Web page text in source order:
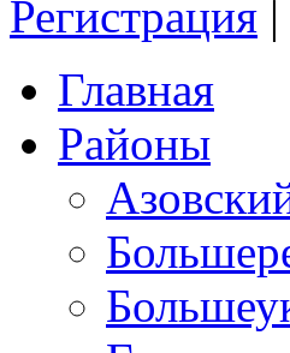
Регистрация |
Главная
Районы